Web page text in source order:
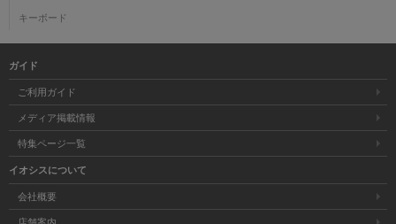
キーボード
ガイド
ご利用ガイド
メディア掲載情報
特集ページ一覧
イオシスについて
会社概要